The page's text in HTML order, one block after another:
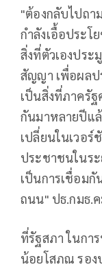
"ต้องกลับไปถา
กำลังเอื้อประ
สิ่งที่ตัวเองประ
สัญญา เพื่อผลป
เป็นสิ่งที่ภาครั
กันมาหลายปีแ
เปลี่ยนในเวอ
ประชาชนในระ
เป็นการเชื่อม
ถนน" ปธ.กมธ.
ที่รัฐสภา ในกา
น้อยโสภณ รอง